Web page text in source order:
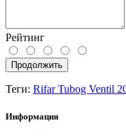
Рейтинг
Продолжить
Теги: Rifar Tubog Ventil
Информация